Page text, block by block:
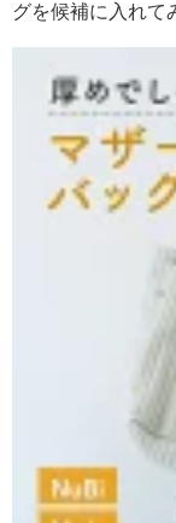
グを候補に入れて